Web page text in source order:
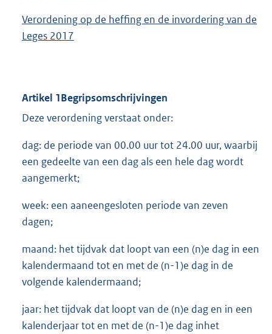
Verordening op de heffing en de invordering van de
Leges 201 7
Artikel 1Begripsomschrijvingen
Deze verordening verstaat onder:
dag: de periode van 00.00 uur tot 24.00 uur, waarbij
een gedeelte van een dag als een hele dag wordt
aangemerkt;
week: een aaneengesloten periode van zeven
dagen;
maand: het tijdvak dat loopt van een (n)e dag in een
kalendermaand tot en met de (n-1)e dag in de
volgende kalendermaand;
jaar: het tijdvak dat loopt van de (n)e dag en in een
kalenderjaar tot en met de (n-1)e dag inhet